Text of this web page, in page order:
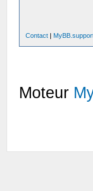
Contact |
Moteur